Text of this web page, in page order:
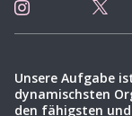
Unsere Aufgabe
dynamischsten
den fähigsten